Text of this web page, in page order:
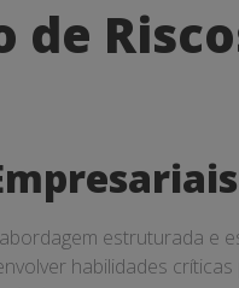
de
estruturada e
habilidades